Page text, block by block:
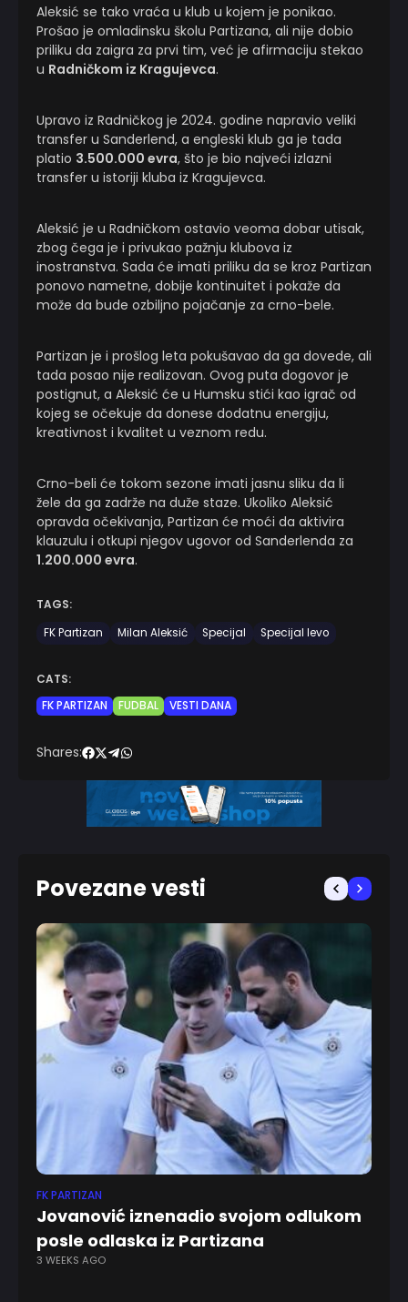
Aleksić se tako vraća u klub u kojem je ponikao.
Prošao je omladinsku školu Partizana, ali nije dobio
priliku da zaigra za prvi tim, već je afirmaciju stekao
u Radničkom iz Kragujevca.
Upravo iz Radničkog je 2024. godine napravio veliki
transfer u Sanderlend, a engleski klub ga je tada
platio 3.500.000 evra, što je bio najveći izlazni
transfer u istoriji kluba iz Kragujevca.
Aleksić je u Radničkom ostavio veoma dobar utisak,
zbog čega je i privukao pažnju klubova iz
inostranstva. Sada će imati priliku da se kroz Partizan
ponovo nametne, dobije kontinuitet i pokaže da
može da bude ozbiljno pojačanje za crno-bele.
Partizan je i prošlog leta pokušavao da ga dovede, ali
tada posao nije realizovan. Ovog puta dogovor je
postignut, a Aleksić će u Humsku stići kao igrač od
kojeg se očekuje da donese dodatnu energiju,
kreativnost i kvalitet u veznom redu.
Crno-beli će tokom sezone imati jasnu sliku da li
žele da ga zadrže na duže staze. Ukoliko Aleksić
opravda očekivanja, Partizan će moći da aktivira
klauzulu i otkupi njegov ugovor od Sanderlenda za
1.200.000 evra.
TAGS:
FK Partizan
Milan Aleksić Specijal Specijal levo
CATS:
FK PARTIZAN
FUDBAL VESTI DANA
Shares:
Povezane vesti
FK PARTIZAN
Jovanović iznenadio svojom odlukom
posle odlaska iz Partizana
3 WEEKS AGO